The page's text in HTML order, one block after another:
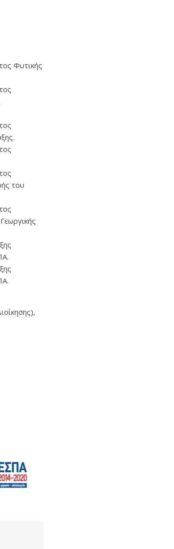
Φυτικής
του